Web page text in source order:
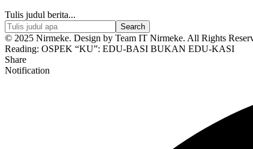
Tulis judul berita...
© 2025 Nirmeke. Design by Team IT Nirmeke. All Rights
Reading: OSPEK “KU”: EDU-BASI BUKAN EDU-KASI
Share
Notification